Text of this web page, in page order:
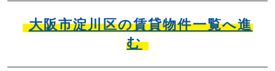
大阪市淀川区の賃貸物件一覧へ進
む